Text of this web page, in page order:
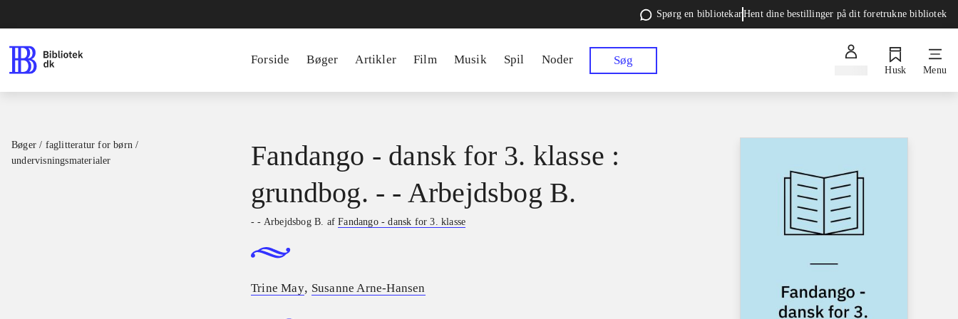
Spørg en bibliotekarHent dine bestillinger på dit foretrukne bibliotek
Forside Bøger Artikler Film Musik Spil Noder Søg
Husk Menu
Bøger / faglitteratur for børn /
undervisningsmaterialer
Fandango - dansk for 3. klasse :
grundbog. - - Arbejdsbog B.
- - Arbejdsbog B. afFandango - dansk for 3. klasse
Trine May, Susanne Arne-Hansen